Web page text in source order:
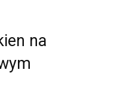
na